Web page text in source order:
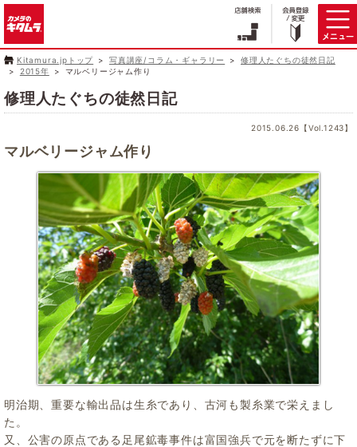
Kitamura.jpトップ 写真講座/コラム・ギャラリー
修理人たぐちの徒然日記
2015年
マルベリージャム作り
修理人たぐちの徒然日記
2015.06.26【Vol.1243】
マルベリージャム作り
明治期、重要な輸出品は生糸であり、古河も製糸業で栄えまし
た。
又、公害の原点である足尾鉱毒事件は富国強兵で元を断たずに下